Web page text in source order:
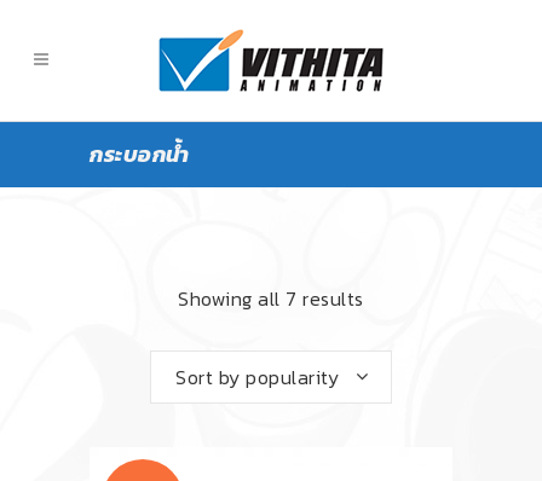
กระบอกน้ำ
Showing all 7 results
Sort by popularity